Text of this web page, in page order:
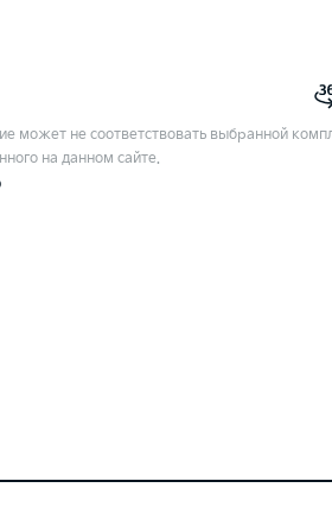
может не соответствовать выбранной
на данном сайте.